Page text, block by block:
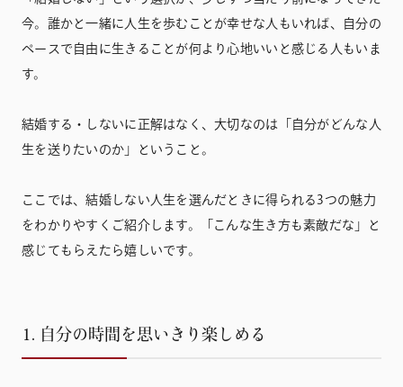
今。誰かと一緒に人生を歩むことが幸せな人もいれば、自分の
ペースで自由に生きることが何より心地いいと感じる人もいま
す。
結婚する・しないに正解はなく、大切なのは「自分がどんな人
生を送りたいのか」ということ。
ここでは、結婚しない人生を選んだときに得られる3つの魅力
をわかりやすくご紹介します。「こんな生き方も素敵だな」と
感じてもらえたら嬉しいです。
1. 自分の時間を思いきり楽しめる